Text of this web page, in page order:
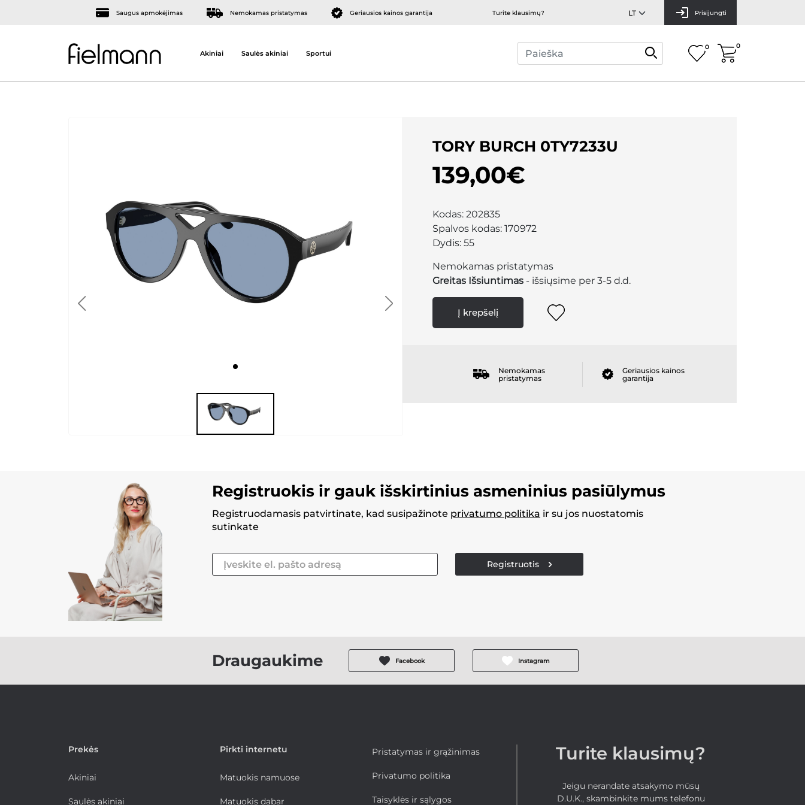
Saugus apmokėjimas Nemokamas pristatymas Geriausios kainos garantija Turite klausimų? Prisijungti
Akiniai Saulės akiniai Sportui
0 0
TORY BURCH 0TY7233U
139,00€
Kodas: 202835
Spalvos kodas: 170972
Dydis: 55
Nemokamas pristatymas
Greitas Išsiuntimas - išsiųsime per 3-5 d.d.
Į krepšelį
Nemokamas
pristatymas
Geriausios kainos
garantija
Registruokis ir gauk išskirtinius asmeninius pasiūlymus
Registruodamasis patvirtinate, kad susipažinote privatumo politika ir su jos nuostatomis
sutinkate
Registruotis
Draugaukime Facebook Instagram
Prekės
Akiniai
Saulės akiniai
Pirkti internetu
Matuokis namuose
Matuokis dabar
Pristatymas ir grąžinimas
Privatumo politika
Taisyklės ir sąlygos
Turite klausimų?
Jeigu nerandate atsakymo mūsų
D.U.K., skambinkite mums telefonu